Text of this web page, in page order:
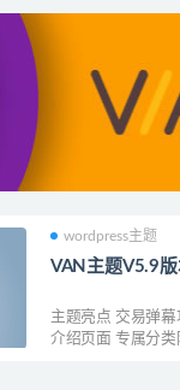
wordpress主题
VAN主题V5.9
主题亮点 交易弹
介绍页面 专属分类